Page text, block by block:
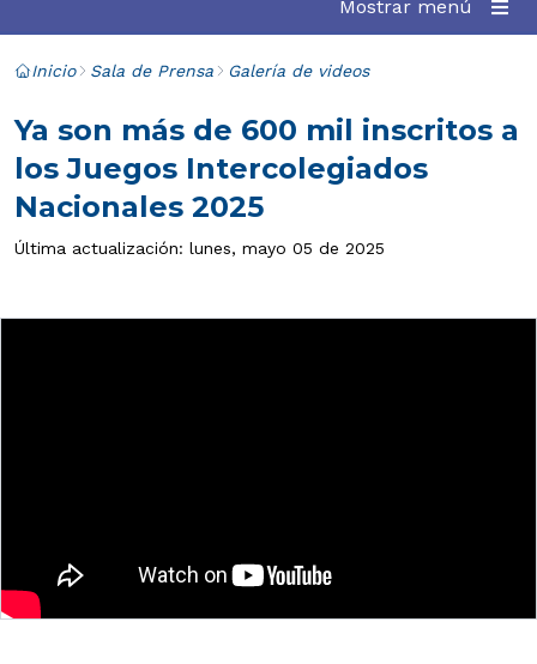
Mostrar menú
Inicio Sala de Prensa Galería de videos
Ya son más de 600 mil inscritos a
los Juegos Intercolegiados
Nacionales 2025
Última actualización: lunes, mayo 05 de 2025